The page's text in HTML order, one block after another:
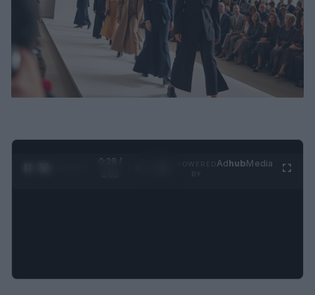
0:28 /
AdhubMedia